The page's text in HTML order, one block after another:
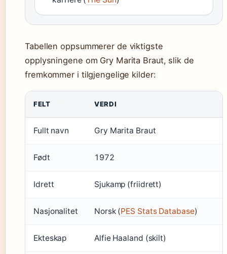
Tabellen oppsummerer de viktigste
opplysningene om Gry Marita Braut, slik de
fremkommer i tilgjengelige kilder:
FELT VERDI
Fullt navn Gry Marita Braut
Født 1972
Idrett Sjukamp (friidrett)
Nasjonalitet Norsk (PES Stats Database)
Ekteskap Alfie Haaland (skilt)